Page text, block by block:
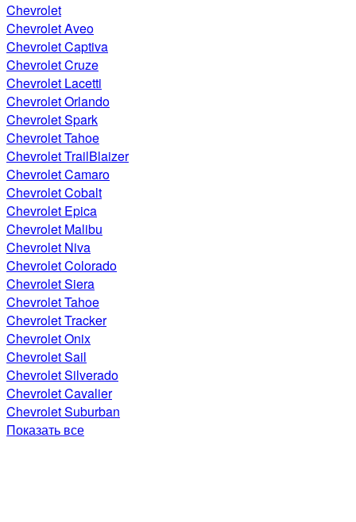
Chevrolet
Chevrolet Aveo
Chevrolet Captiva
Chevrolet Cruze
Chevrolet Lacetti
Chevrolet Orlando
Chevrolet Spark
Chevrolet Tahoe
Chevrolet TrailBlaizer
Chevrolet Camaro
Chevrolet Cobalt
Chevrolet Epica
Chevrolet Malibu
Chevrolet Niva
Chevrolet Colorado
Chevrolet Siera
Chevrolet Tahoe
Chevrolet Tracker
Chevrolet Onix
Chevrolet Sail
Chevrolet Silverado
Chevrolet Cavalier
Chevrolet Suburban
Показать все